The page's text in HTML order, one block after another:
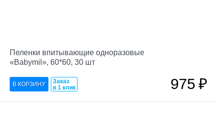
Пеленки впитывающие одноразовые
«Babymil», 60*60, 30 шт
Заказ
в 1 клик
975₽